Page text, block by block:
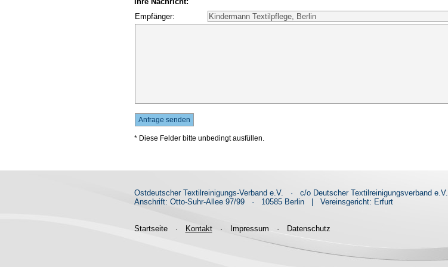
Empfänger:
* Diese Felder bitte unbedingt ausfüllen.
Ostdeutscher Textilreinigungs-Verband e.V. ·
c/o Deutscher Textilreinigungsverband e.V.
Anschrift: Otto-Suhr-Allee 97/99
· 10585 Berlin Vereinsgericht: Erfurt
Startseite · Kontakt · Impressum · Datenschutz